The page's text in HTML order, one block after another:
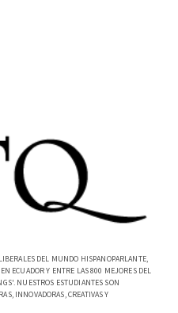
DEL MUNDO HISPANOPARLANTE,
ECUADOR Y ENTRE LAS 800 MEJORES DEL
NUESTROS ESTUDIANTES SON
INNOVADORAS, CREATIVAS Y